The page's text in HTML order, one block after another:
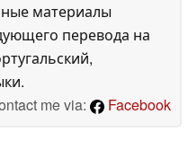
материалы
перевода на
me via:
Facebook